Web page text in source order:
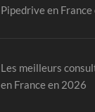
Pipedrive en
Les meilleurs
en France en 2026